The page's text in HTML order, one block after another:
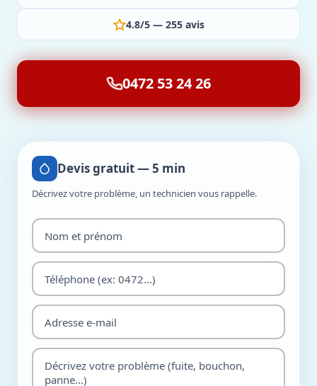
4.8/5 — 255 avis
0472 53 24 26
Devis gratuit — 5 min
Décrivez votre problème, un technicien vous rappelle.